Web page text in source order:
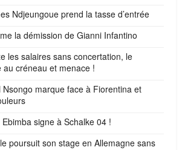
Ndjeungoue prend la tasse d’entrée
la démission de Gianni Infantino
les salaires sans concertation, le
au créneau et menace !
Nsongo marque face à Fiorentina et
signe à Schalke 04 !
poursuit son stage en Allemagne sans